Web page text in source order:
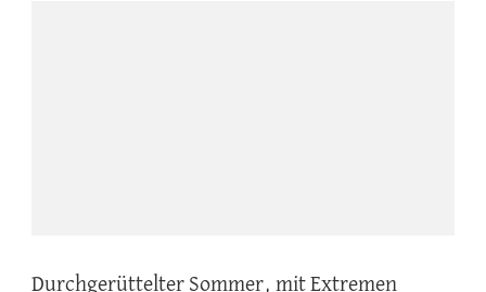
Durchgerüttelter Sommer, mit Extremen